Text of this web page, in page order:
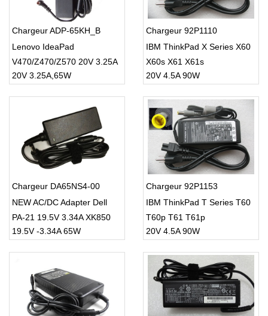
Chargeur ADP-65KH_B
Lenovo IdeaPad
V470/Z470/Z570 20V 3.25A
65W AC Power Adapter
20V 3.25A,65W
Chargeur 92P1110
IBM ThinkPad X Series X60
X60s X61 X61s
20V 4.5A 90W
Chargeur DA65NS4-00
NEW AC/DC Adapter Dell
PA-21 19.5V 3.34A XK850
19.5V -3.34A 65W
Chargeur 92P1153
IBM ThinkPad T Series T60
T60p T61 T61p
20V 4.5A 90W